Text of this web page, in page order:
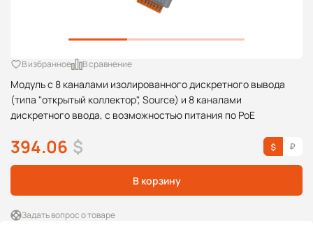
Модуль с 8 каналами изолированного дискретного вывода
(типа "открытый коллектор", Source) и 8 каналами
дискретного ввода, с возможностью питания по PoE
В избранное В сравнение
394.06 $
В корзину
Задать вопрос о товаре